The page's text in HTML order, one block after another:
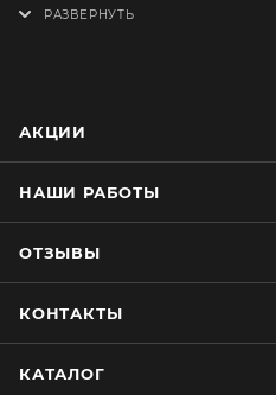
вариантов расцветок. На
Оплетка плотно облегает
наклеив специальную
каждом наборе с оплёткой
прокладка.
АКЦИИ
НАШИ РАБОТЫ
ОТЗЫВЫ
КОНТАКТЫ
КАТАЛОГ